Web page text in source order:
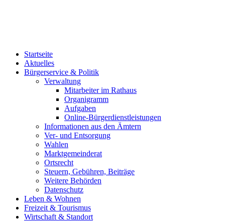
Startseite
Aktuelles
Bürgerservice & Politik
Verwaltung
Mitarbeiter im Rathaus
Organigramm
Aufgaben
Online-Bürgerdienstleistungen
Informationen aus den Ämtern
Ver- und Entsorgung
Wahlen
Marktgemeinderat
Ortsrecht
Steuern, Gebühren, Beiträge
Weitere Behörden
Datenschutz
Leben & Wohnen
Freizeit & Tourismus
Wirtschaft & Standort